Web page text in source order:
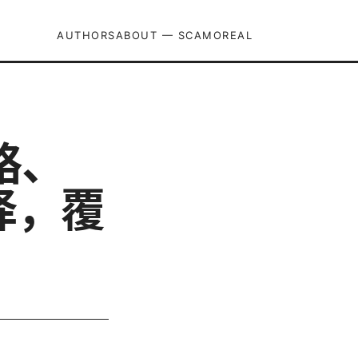
AUTHORSABOUT — SCAMOREAL
，覆